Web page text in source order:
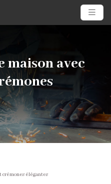
maison avec
crémones élégantes